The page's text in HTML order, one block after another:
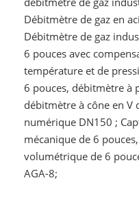
Débitmètre de gaz en
Débitmètre de gaz
6 pouces avec
température et de
6 pouces, débitmètre à
débitmètre à cône en V
numérique DN150 ;
mécanique de 6
volumétrique de 6
AGA-8;